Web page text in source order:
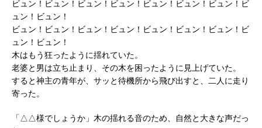
ビュン！ビュン！ビュン！ビュン！ビュン！ビュン！ビュン！ビ
ュン！ビュン！
ビュン！ビュン！ビュン！ビュン！ビュン！ビュン！ビュン！ビ
ュン！ビュン！
木はもう狂ったように揺れていた。
老婆と男は立ち止まり、その木を困ったように見上げていた。
すると神主の青年が、サッと待機所から飛び出すと、二人に走り
寄った。
「△△様でしょうか」木の揺れる音のため、自然と大きな声だっ